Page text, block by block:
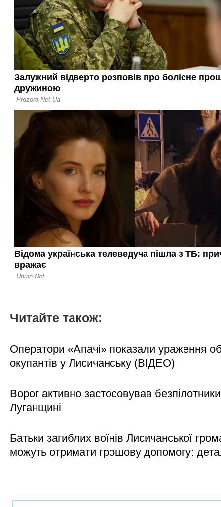
Читайте також:
Оператори «Апачі» показали ураження
окупантів у Лисичанську (ВІДЕО)
Ворог активно застосовував
Луганщині
Батьки загиблих воїнів Лисичанської
можуть отримати грошову допомогу: